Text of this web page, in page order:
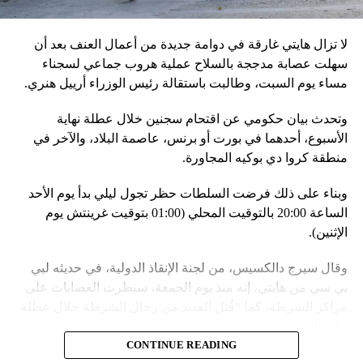
مع التدريبات الروسية، لافتاً إلى أنّ مناورة مينسك ستشمل على
في السياق، أشار رئيس أركان القوات المسلّحة البيلاروسية
الجنرال فيكتور غوليفيتش إلى أنّه «في إطار هذا الحدث، تمّت
احتياطي»، لافتاً إلى أنّه «فور إنجاز عملية الانتشار هذه،
سنستعرض المسائل المتعلّقة بالاستعدادات لاستخدام الأسلحة
النووية غير الاستراتيجية».
وفي أوكرانيا، فكّكت أجهزة الأمن شبكة من العملاء التابعين
لجهاز الأمن الفدرالي الروسي «كانوا يعدّون لاغتيال الرئيس
الأوكراني» فولوديمير زيلينسكي ومسؤولين كبار آخرين، مثل
أوامر من موسكو. وأوقفت الأجهزة الأوكرانية ضابطَي أمن،
مشيرةً إلى أن المشتبه فيهما اللذَين أوقفا «شخصان برتبة
الحكوميين.
لا تزال هايتي غارقة في دوامة جديدة من أعمال العنف بعد أن
سهلت عصابة مدججة بالسلاح عملية هروب جماعي لسجناء
مساء يوم السبت، وطالبت باستقالة رئيس الوزراء أرييل هنري.
وتحدث بيان حكومي عن اقتحام سجنين خلال عطلة نهاية
الأسبوع، أحدهما في بورت أو برنس، عاصمة البلاد، والآخر في
منطقة كروا دي بوكيه المجاورة.
وبناء على ذلك فرضت السلطات حظر تجول ليلي بدأ يوم الأحد
الساعة 20:00 بالتوقيت المحلي (01:00 بتوقيت غرينتش يوم
الإثنين).
وقال سيرج دالكسيس، من لجنة الإنقاذ الدولية، في حديثه لبي
بي سي من هايتي، إنه منذ يوم الجمعة، سيطرت العصابات على
CONTINUE READING